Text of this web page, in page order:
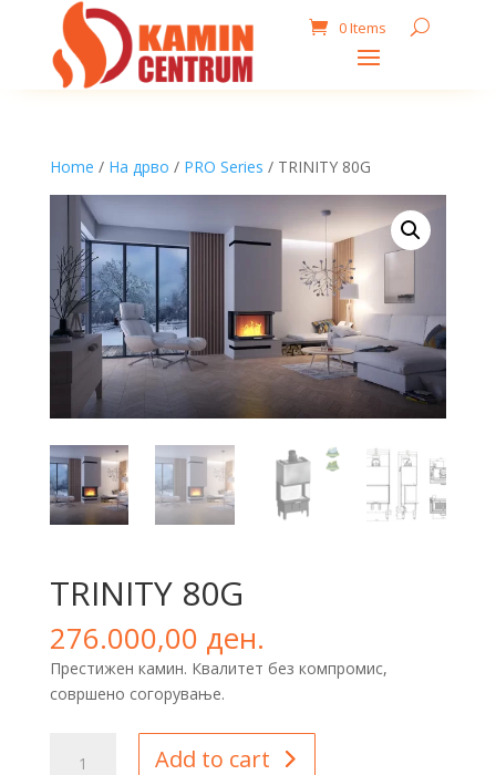
0 Items
Home / На дрво / PRO Series / TRINITY 80G
TRINITY 80G
276.000,00 ден.
Престижен камин. Квалитет без компромис,
совршено согорување.
Add to cart